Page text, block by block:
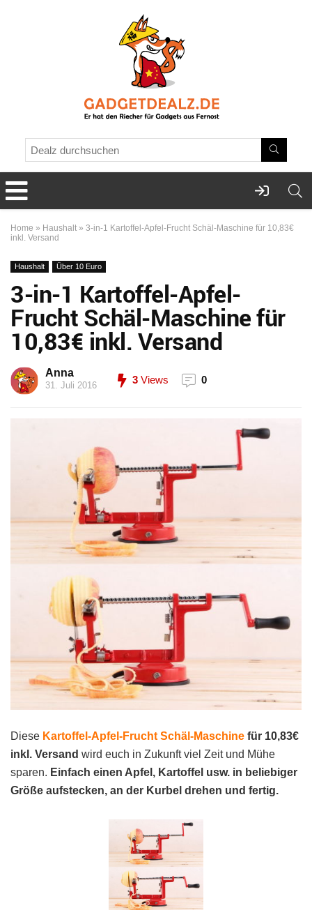
Home » Haushalt » 3-in-1 Kartoffel-Apfel-Frucht Schäl-Maschine für 10,83€
inkl. Versand
Haushalt Über 10 Euro
3-in-1 Kartoffel-Apfel-
Frucht Schäl-Maschine für
10,83€ inkl. Versand
Anna
31. Juli 2016 3 Views 0
Diese Kartoffel-Apfel-Frucht Schäl-Maschine für 10,83€
inkl. Versand wird euch in Zukunft viel Zeit und Mühe
sparen. Einfach einen Apfel, Kartoffel usw. in beliebiger
Größe aufstecken, an der Kurbel drehen und fertig.